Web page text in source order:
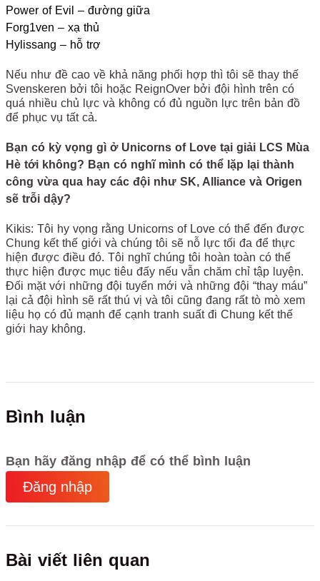
Power of Evil – đường giữa
Forg1ven – xạ thủ
Hylissang – hỗ trợ
Nếu như đề cao về khả năng phối hợp thì tôi sẽ thay thế
Svenskeren bởi tôi hoặc ReignOver bởi đội hình trên có
quá nhiều chủ lực và không có đủ nguồn lực trên bản đồ
để phục vụ tất cả.
Bạn có kỳ vọng gì ở Unicorns of Love tại giải LCS Mùa
Hè tới không? Bạn có nghĩ mình có thể lặp lại thành
công vừa qua hay các đội như SK, Alliance và Origen
sẽ trỗi dậy?
Kikis: Tôi hy vọng rằng Unicorns of Love có thể đến được
Chung kết thế giới và chúng tôi sẽ nỗ lực tối đa để thực
hiện được điều đó. Tôi nghĩ chúng tôi hoàn toàn có thể
thực hiện được mục tiêu đấy nếu vẫn chăm chỉ tập luyện.
Đối mặt với những đội tuyển mới và những đội “thay máu”
lại cả đội hình sẽ rất thú vị và tôi cũng đang rất tò mò xem
liệu họ có đủ mạnh để cạnh tranh suất đi Chung kết thế
giới hay không.
Bình luận
Bạn hãy đăng nhập để có thể bình luận
Đăng nhập
Bài viết liên quan